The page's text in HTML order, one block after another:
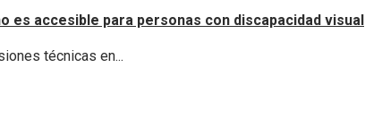
es accesible para personas con discapacidad visual
técnicas en...